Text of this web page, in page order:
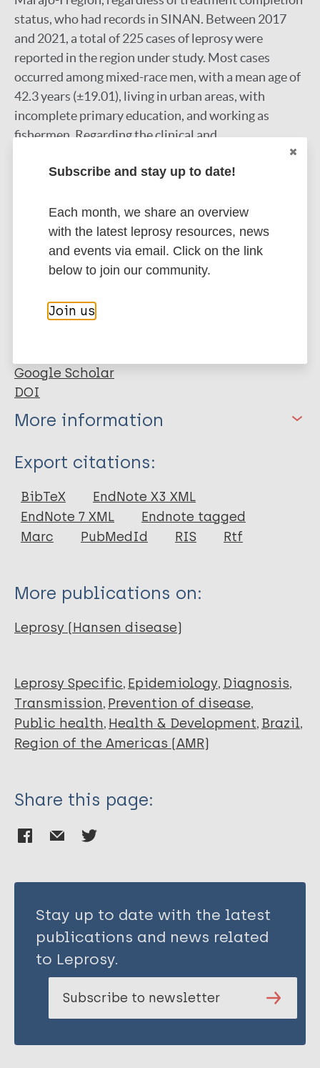
status, who had records in SINAN. Between 2017
and 2021, a total of 225 cases of leprosy were
reported in the region under study. Most cases
occurred among mixed-race men, with a mean age of
42.3 years (±19.01), living in urban areas, with
incomplete primary education, and working as
fishermen. Regarding the clinical and
predominance of multibacillary cases, mainly of the
disability, followed by grade I at diagnosis. The
results indicate that the detection rate of new
leprosy cases in the Marajó region remains high,
suggesting that the disease continues to be a
findings highlight the importance of strategies aimed
Google Scholar
DOI
More information
Type
Journal Article
Author
Matias ILS
Nascimento RGD
Castro KJSD
Export citations:
BibTeX
EndNote X3 XML
EndNote 7 XML
Endnote tagged
Marc
PubMedId RIS Rtf
More publications on:
Leprosy (Hansen disease)
Leprosy Specific Epidemiology Diagnosis
Transmission Prevention of disease
Public health Health & Development Brazil
Region of the Americas (AMR)
Share this page:
Stay up to date with the latest
publications and news related
to Leprosy.
Subscribe to newsletter
Subscribe and stay up to date!
Each month, we share an overview
with the latest leprosy resources, news
and events via email. Click on the link
below to join our community.
Join us